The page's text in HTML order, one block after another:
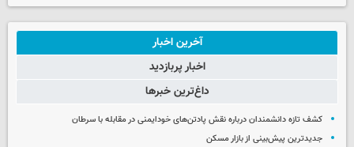
آخرین اخبار
اخبار پربازدید
داغ‌ترین خبرها
کشف تازه دانشمندان درباره نقش پادتن‌های خودایمنی در مقابله با سرطان
جدیدترین پیش‌بینی از بازار مسکن